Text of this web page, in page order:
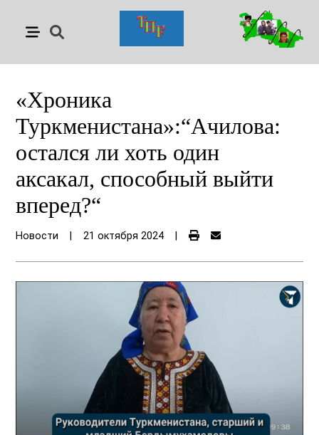
«Хроника
Туркменистана»:“Ачилова:
остался ли хоть один
аксакал, способный выйти
вперед?“
Новости 21 октября 2024